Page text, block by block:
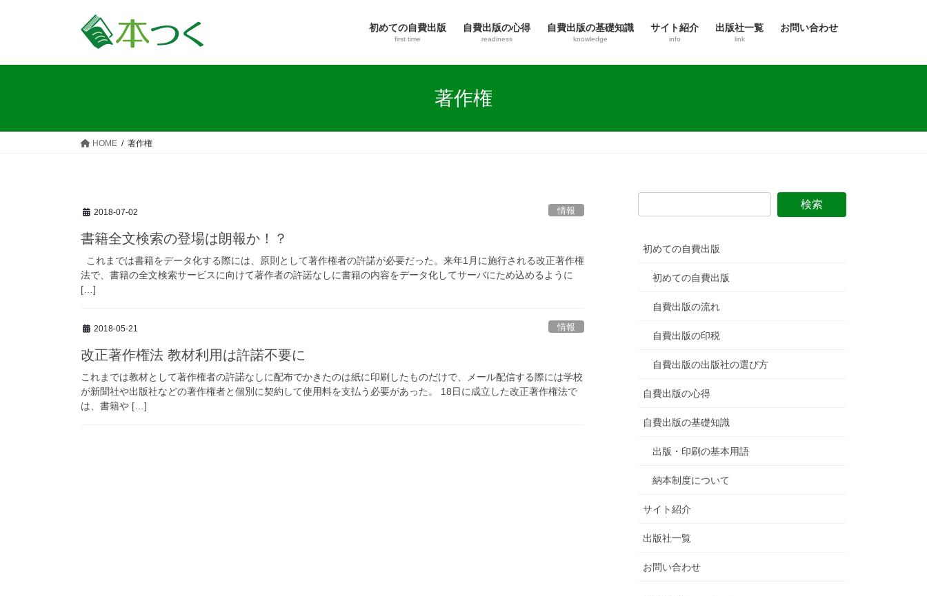
初めての自費出版
first time
自費出版の心得
readiness
自費出版の基礎知識
knowledge
サイト紹介
info
出版社一覧
link
お問い合わせ
著作権
HOME 著作権
2018-07-02 情報
書籍全文検索の登場は朗報か！？
これまでは書籍をデータ化する際には、原則として著作権者の許諾が必要だった。来年1月に施行される改正著作権
法で、書籍の全文検索サービスに向けて著作者の許諾なしに書籍の内容をデータ化してサーバにため込めるように
[…]
2018-05-21 情報
改正著作権法 教材利用は許諾不要に
これまでは教材として著作権者の許諾なしに配布でかきたのは紙に印刷したものだけで、メール配信する際には学校
が新聞社や出版社などの著作権者と個別に契約して使用料を支払う必要があった。 18日に成立した改正著作権法で
は、書籍や […]
初めての自費出版
初めての自費出版
自費出版の流れ
自費出版の印税
自費出版の出版社の選び方
自費出版の心得
自費出版の基礎知識
出版・印刷の基本用語
納本制度について
サイト紹介
出版社一覧
お問い合わせ